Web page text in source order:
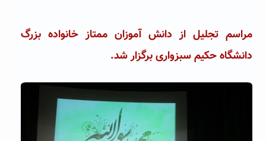
مراسم تجلیل از دانش آموزان ممتاز خانواده بزرگ
دانشگاه حکیم سبزواری برگزار شد.